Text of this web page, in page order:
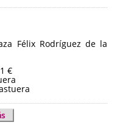
Félix Rodríguez de la
€